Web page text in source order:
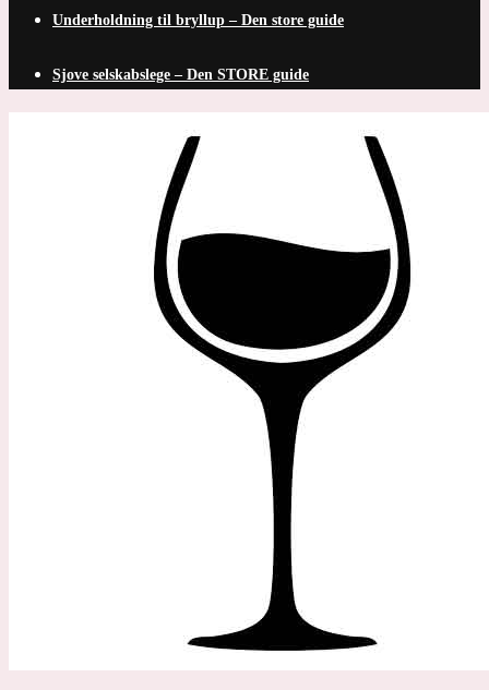
Underholdning til bryllup – Den store guide
Sjove selskabslege – Den STORE guide